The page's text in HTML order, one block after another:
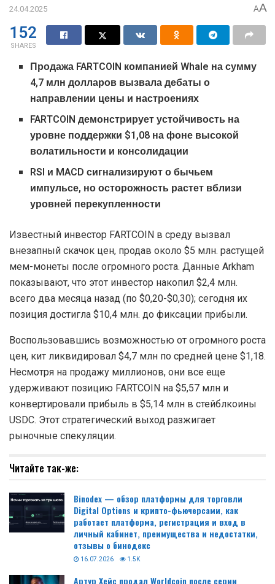
24.04.2025 AA
152
SHARES
Продажа FARTCOIN компанией Whale на сумму
4,7 млн ​​долларов вызвала дебаты о
направлении цены и настроениях
FARTCOIN демонстрирует устойчивость на
уровне поддержки $1,08 на фоне высокой
волатильности и консолидации
RSI и MACD сигнализируют о бычьем
импульсе, но осторожность растет вблизи
уровней перекупленности
Известный инвестор FARTCOIN в среду вызвал
внезапный скачок цен, продав около $5 млн. растущей
мем-монеты после огромного роста. Данные Arkham
показывают, что этот инвестор накопил $2,4 млн.
всего два месяца назад (по $0,20-$0,30); сегодня их
позиция достигла $10,4 млн. до фиксации прибыли.
Воспользовавшись возможностью от огромного роста
цен, кит ликвидировал $4,7 млн ​​по средней цене $1,18.
Несмотря на продажу миллионов, они все еще
удерживают позицию FARTCOIN на $5,57 млн ​​и
конвертировали прибыль в $5,14 млн в стейблкоины
USDC. Этот стратегический выход разжигает
рыночные спекуляции.
Читайте так-же:
Binodex — обзор платформы для торговли
Digital Options и крипто-фьючерсами, как
работает платформа, регистрация и вход в
личный кабинет, преимущества и недостатки,
отзывы о бинодекс
16.07.2026 1.5K
Артур Хейс продал Worldcoin после серии